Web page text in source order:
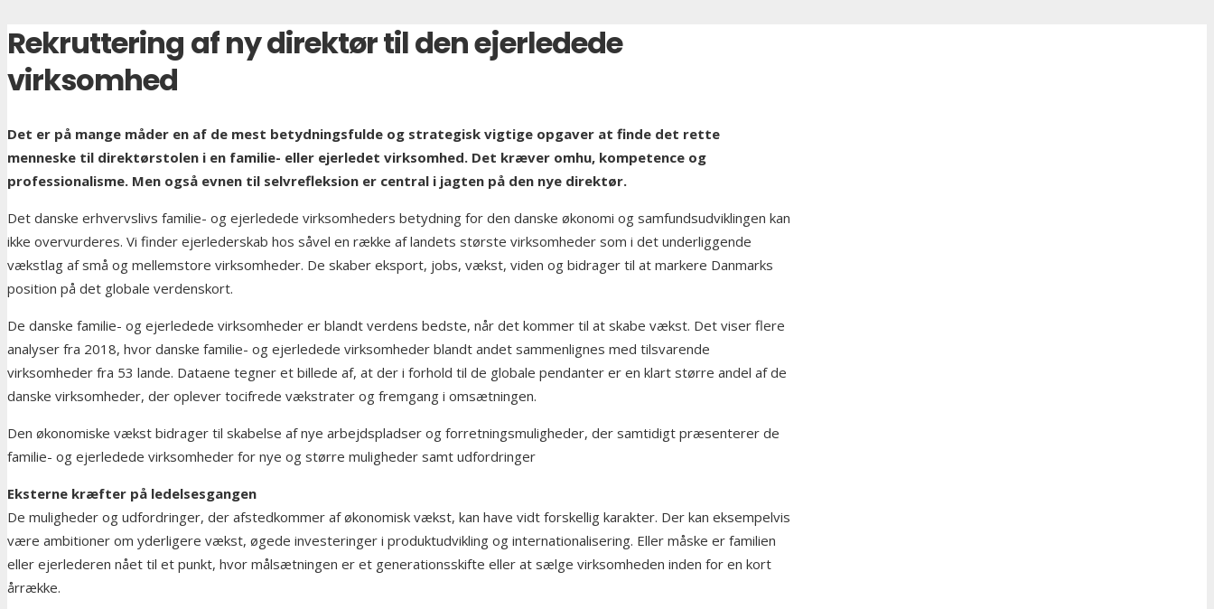
Rekruttering af ny direktør til den ejerledede
virksomhed
Det er på mange måder en af de mest betydningsfulde og strategisk vigtige opgaver at finde det rette
menneske til direktørstolen i en familie- eller ejerledet virksomhed. Det kræver omhu, kompetence og
professionalisme. Men også evnen til selvrefleksion er central i jagten på den nye direktør.
Det danske erhvervslivs familie- og ejerledede virksomheders betydning for den danske økonomi og samfundsudviklingen kan
ikke overvurderes. Vi finder ejerlederskab hos såvel en række af landets største virksomheder som i det underliggende
vækstlag af små og mellemstore virksomheder. De skaber eksport, jobs, vækst, viden og bidrager til at markere Danmarks
position på det globale verdenskort.
De danske familie- og ejerledede virksomheder er blandt verdens bedste, når det kommer til at skabe vækst. Det viser flere
analyser fra 2018, hvor danske familie- og ejerledede virksomheder blandt andet sammenlignes med tilsvarende
virksomheder fra 53 lande. Dataene tegner et billede af, at der i forhold til de globale pendanter er en klart større andel af de
danske virksomheder, der oplever tocifrede vækstrater og fremgang i omsætningen.
Den økonomiske vækst bidrager til skabelse af nye arbejdspladser og forretningsmuligheder, der samtidigt præsenterer de
familie- og ejerledede virksomheder for nye og større muligheder samt udfordringer
Eksterne kræfter på ledelsesgangen
De muligheder og udfordringer, der afstedkommer af økonomisk vækst, kan have vidt forskellig karakter. Der kan eksempelvis
være ambitioner om yderligere vækst, øgede investeringer i produktudvikling og internationalisering. Eller måske er familien
eller ejerlederen nået til et punkt, hvor målsætningen er et generationsskifte eller at sælge virksomheden inden for en kort
årrække.